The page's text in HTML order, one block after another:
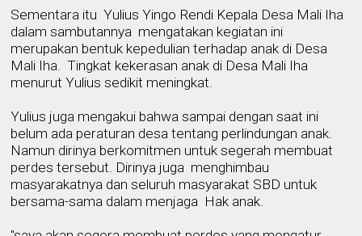
Sementara itu Yulius Yingo Rendi Kepala Desa Mali Iha
dalam sambutannya mengatakan kegiatan ini
merupakan bentuk kepedulian terhadap anak di Desa
Mali Iha. Tingkat kekerasan anak di Desa Mali Iha
menurut Yulius sedikit meningkat.
Yulius juga mengakui bahwa sampai dengan saat ini
belum ada peraturan desa tentang perlindungan anak.
Namun dirinya berkomitmen untuk segerah membuat
perdes tersebut. Dirinya juga menghimbau
masyarakatnya dan seluruh masyarakat SBD untuk
bersama-sama dalam menjaga Hak anak.